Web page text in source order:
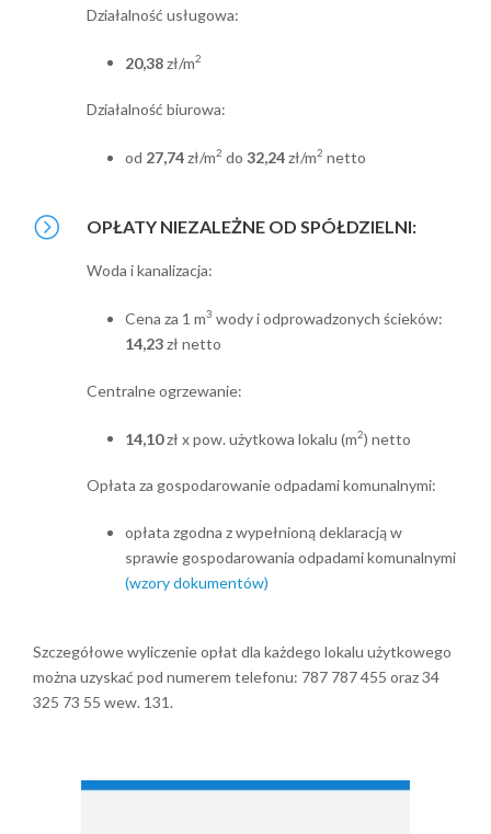
Działalność usługowa:
20,38zł/m2
Działalność biurowa:
od 27,74zł/m2 do 32,24zł/m2 netto
OPŁATY NIEZALEŻNE OD SPÓŁDZIELNI:
Woda i kanalizacja:
Cena za 1 m3 wody i odprowadzonych ścieków:
14,23zł netto
Centralne ogrzewanie:
14,10zł x pow. użytkowa lokalu (m2) netto
Opłata za gospodarowanie odpadami komunalnymi:
opłata zgodna z wypełnioną deklaracją w
sprawie gospodarowania odpadami komunalnymi
(wzory dokumentów)
Szczegółowe wyliczenie opłat dla każdego lokalu użytkowego
można uzyskać pod numerem telefonu: 787 787 455 oraz 34
325 73 55 wew. 131.